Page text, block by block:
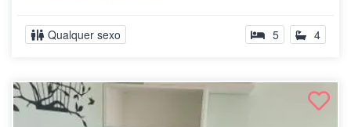
Qualquer sexo 5 4